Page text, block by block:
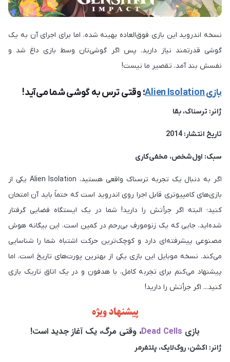
نسخه اندروید این بازی فوق‌العاده بهینه شده، اما برای اجرای آن به یک
گوشی قدرتمند نیاز دارید. پس اگر گوشی‌تان وسط بازی داغ شد و
نفسش بند آمد، تقصیر ما نیست!
بازی Alien Isolation ؛ وقتی ترس به گوشی شما می‌آید!
ژانر: ترسناک، بقا
تاریخ انتشار: 2014
سبک: اول‌شخص، مخفی‌کاری
اگر به دنبال یک تجربه ترسناک واقعی هستید، Alien Isolation یکی از
بازی‌های کامپیوتری قابل اجرا روی اندروید است که حتماً باید آن امتحان
کنید؛ البته اگر جرأتش را دارید! شما در یک ایستگاه فضایی گرفتار
شده‌اید، جایی که یک زنومورف بی‌رحم در کمین است. این بیگانه هوش
مصنوعی پیشرفته‌ای دارد و کوچک‌ترین حرکت اشتباه شما را شناسایی
می‌کند. نسخه موبایل این بازی یکی از بهترین پورت‌های تاریخ است، اما
پیشنهاد می‌کنم برای تجربه کامل، با هدفون و در یک اتاق تاریک بازی
کنید... اگر جرأتش را دارید!
پیشنهاد ویژه
بازی Dead Cells، وقتی مرگ، یک آغاز جدید است!
ژانر: اکشن، روگ‌لایک، پلتفرمر